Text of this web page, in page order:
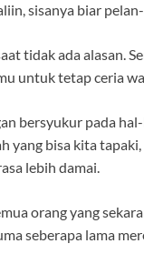
sisanya biar
tidak ada alasan.
untuk tetap ceria
bersyukur pada
yang bisa kita
lebih damai.
orang yang
seberapa lama